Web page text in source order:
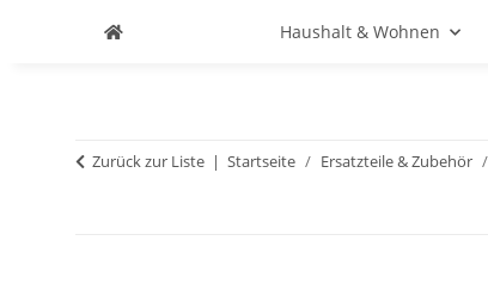
Haushalt & Wohnen
Zurück zur Liste Startseite Ersatzteile & Zubehör